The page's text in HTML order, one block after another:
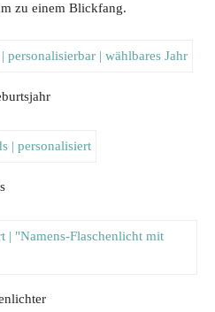
zu einem Blickfang.